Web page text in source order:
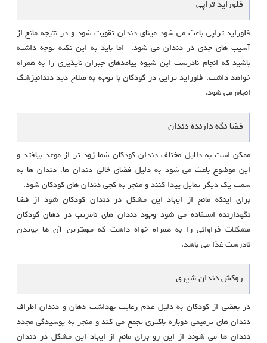
فلوراید تراپی
فلوراید تراپی باعث می شود مینای دندان تقویت شود و در نتیجه مانع از
آسیب های جدی در دندان می شود. اما باید به این نکته توجه داشته
باشید که انجام نادرست این شیوه پیامدهای جبران ناپذیری را به همراه
خواهد داشت. فلوراید تراپی در کودکان با توجه به صلاح دید دندانپزشک
انجام می شود.
فضا نگه دارنده دندان
ممکن است به دلایل مختلف دندان کودکان شما زود تر از موعد بیافتد و
این موضوع باعث می شود به دلیل فضای خالی دندان ها، دندان ها به
سمت یک دیگر تمایل پیدا کنند و منجر به کجی دندان های کودکان شود.
برای اینکه مانع از ایجاد این مشکل در دندان کودکان شود از فضا
نگهدارنده استفاده می شود وجود دندان های نامرتب در دهان کودکان
مشکلات فراوانی را به همراه خواه داشت که مهمترین آن ها جویدن
نادرست غذا می باشد.
روکش دندان شیری
در بعضی از کودکان به دلیل عدم رعایت بهداشت دهان و دندان اطراف
دندان های ترمیمی دوباره باکتری تجمع می کند و منجر به پوسیدگی مجدد
دندان ها می شوند از این رو برای مانع از ایجاد این مشکل در دندان